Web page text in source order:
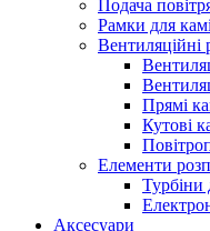
Подача
Рамки для
Вентиляційні
Прямі
Кутові
Елементи
Турбіни
Аксесуари